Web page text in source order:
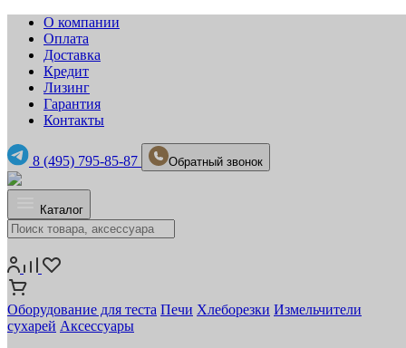
О компании
Оплата
Доставка
Кредит
Лизинг
Гарантия
Контакты
8 (495) 795-85-87 Обратный звонок
Каталог
Оборудование для теста Печи Хлеборезки Измельчители
сухарей Аксессуары